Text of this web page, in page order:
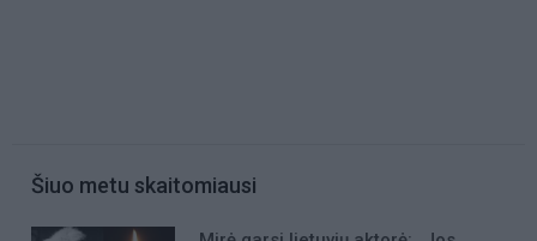
Šiuo metu skaitomiausi